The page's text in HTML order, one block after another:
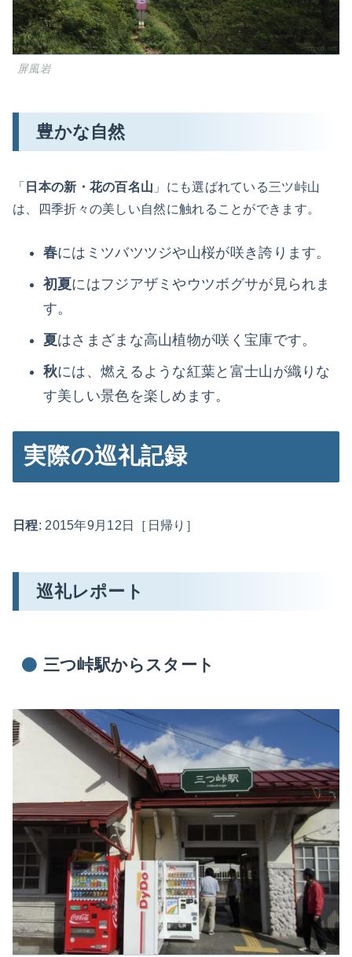
屏風岩
豊かな自然
「 日本の新・花の百名山 」にも選ばれている三ツ峠山
は、四季折々の美しい自然に触れることができます。
春にはミツバツツジや山桜が咲き誇ります。
初夏にはフジアザミやウツボグサが見られま
す。
夏はさまざまな高山植物が咲く宝庫です。
秋には、燃えるような紅葉と富士山が織りな
す美しい景色を楽しめます。
実際の巡礼記録
日程: 2015年9月12日［日帰り］
巡礼レポート
三つ峠駅からスタート